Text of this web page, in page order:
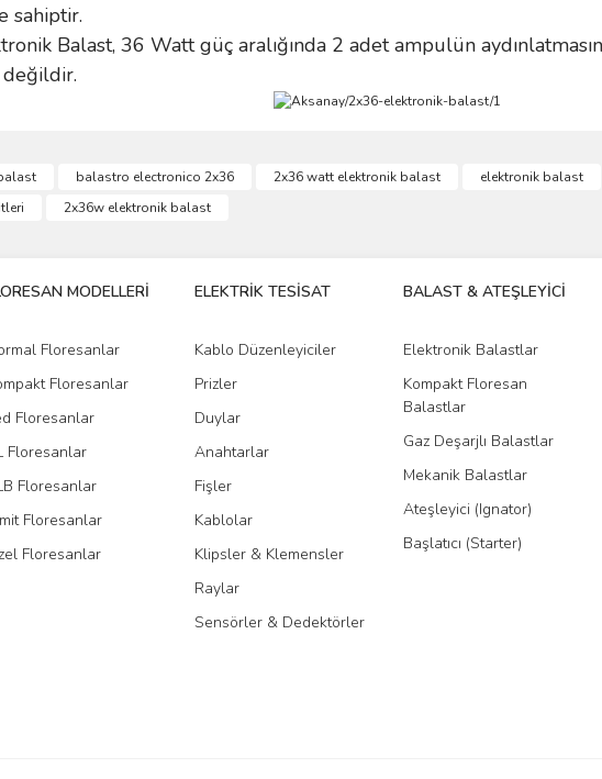
sahiptir.
Balast, 36 Watt güç aralığında 2 adet ampulün
ederiz.
olmalı.
Gönder
balastro electronico 2x36 2x36 watt elektronik balast elektronik balast
2x36w elektronik balast
MODELLERİ
Floresanlar
Floresanlar
Floresanlar
Floresanlar
Floresanlar
Floresanlar
Floresanlar
ELEKTRİK TESİSAT
Kablo Düzenleyiciler
Prizler
Duylar
Anahtarlar
Fişler
Kablolar
Klipsler & Klemensler
Raylar
Sensörler & Dedektörler
BALAST & ATEŞLEYİCİ
Elektronik Balastlar
Kompakt Floresan
Balastlar
Gaz Deşarjlı Balastlar
Mekanik Balastlar
Ateşleyici (Ignator)
Başlatıcı (Starter)